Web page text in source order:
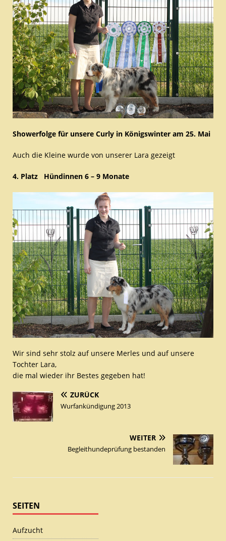
Showerfolge für unsere Curly in Königswinter am 25. Mai
Auch die Kleine wurde von unserer Lara gezeigt
4. Platz Hündinnen 6 – 9 Monate
Wir sind sehr stolz auf unsere Merles und auf unsere
Tochter Lara,
die mal wieder ihr Bestes gegeben hat!
ZURÜCK
Wurfankündigung 2013
WEITER
Begleithundeprüfung bestanden
SEITEN
Aufzucht